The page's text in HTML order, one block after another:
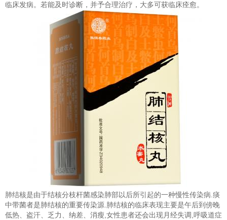
临床发病。若能及时诊断，并予合理治疗，大多可获临床痊愈。
肺结核是由于结核分枝杆菌感染肺部以后所引起的一种慢性传染病.痰
中带菌者是肺结核的重要传染源.肺结核的临床表现主要是午后到傍晚
低热、盗汗、乏力、纳差、消瘦,女性患者还会出现月经失调,呼吸道症